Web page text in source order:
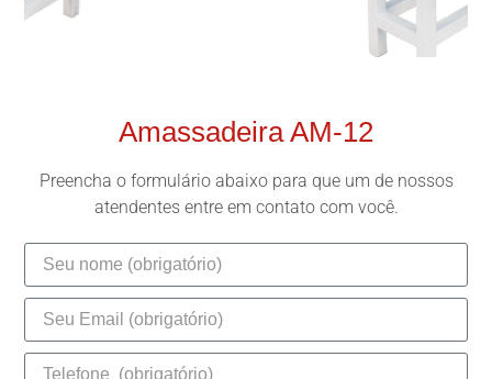
Amassadeira AM-12
Preencha o formulário abaixo para que um de nossos
atendentes entre em contato com você.